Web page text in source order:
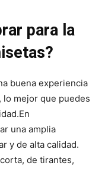
para la
buena experiencia
lo mejor que puedes
En
una amplia
y de alta calidad.
de tirantes,